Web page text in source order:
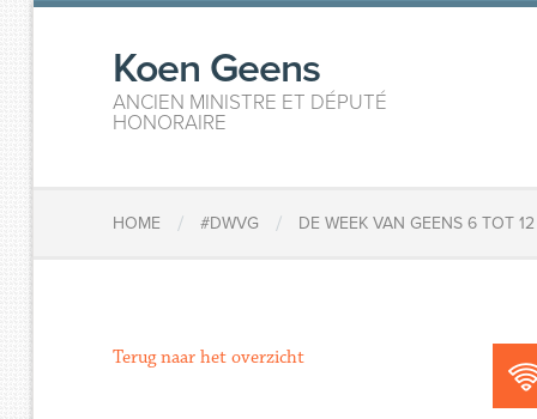
Koen Geens
ANCIEN MINISTRE ET DÉPUTÉ
HONORAIRE
HOME / #DWVG / DE WEEK VAN GEENS 6 TOT
Terug naar het overzicht